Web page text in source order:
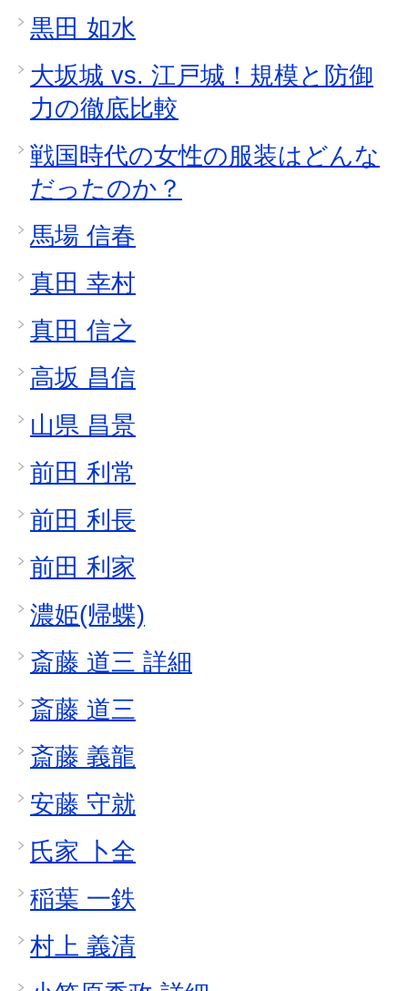
黒田 如水
大坂城 vs. 江戸城！規模と防御
力の徹底比較
戦国時代の女性の服装はどんな
だったのか？
馬場 信春
真田 幸村
真田 信之
高坂 昌信
山県 昌景
前田 利常
前田 利長
前田 利家
濃姫(帰蝶)
斎藤 道三 詳細
斎藤 道三
斎藤 義龍
安藤 守就
氏家 卜全
稲葉 一鉄
村上 義清